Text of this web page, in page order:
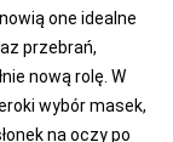
one idealne
przebrań,
nową rolę. W
wybór masek,
na oczy po